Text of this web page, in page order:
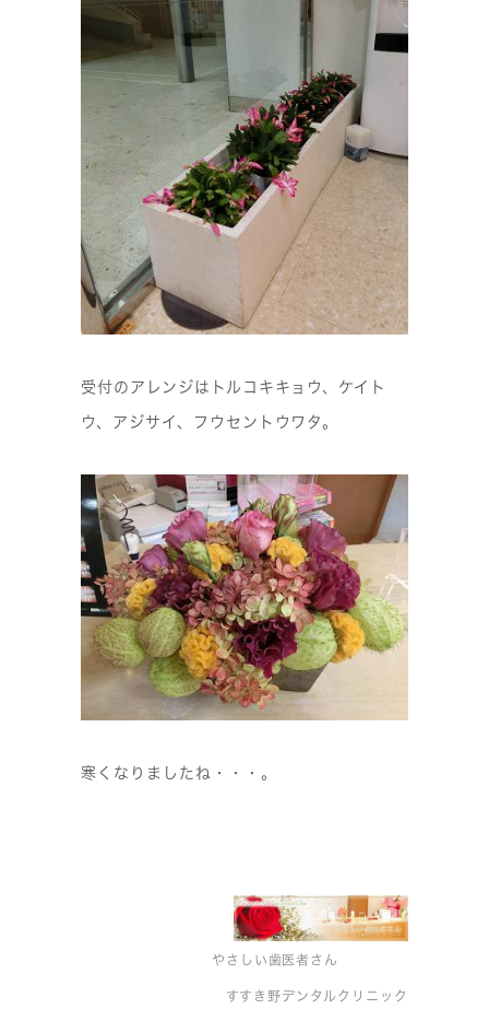
受付のアレンジはトルコキキョウ、ケイト
ウ、アジサイ、フウセントウワタ。
寒くなりましたね・・・。
やさしい歯医者さん
すすき野デンタルクリニック